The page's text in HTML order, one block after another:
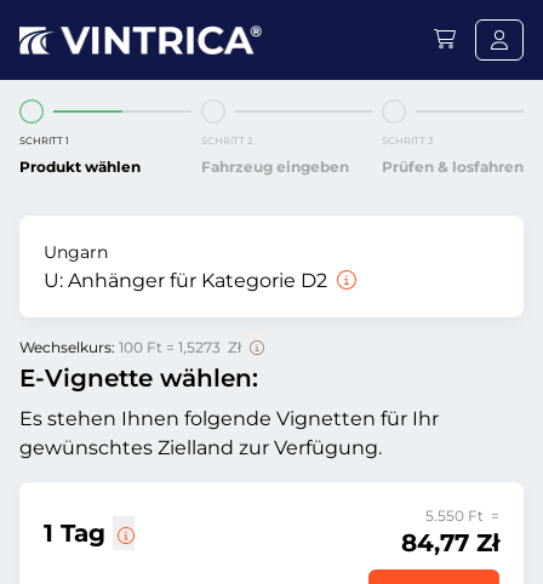
SCHRITT 1
Produkt wählen
SCHRITT 2
Fahrzeug eingeben
SCHRITT 3
Prüfen & losfahren
Ungarn
U: Anhänger für Kategorie D2
Wechselkurs: 100 Ft = 1,5273 Zł
E-Vignette wählen:
Es stehen Ihnen folgende Vignetten für Ihr
gewünschtes Zielland zur Verfügung.
1 Tag
5.550 Ft =
84,77 Zł